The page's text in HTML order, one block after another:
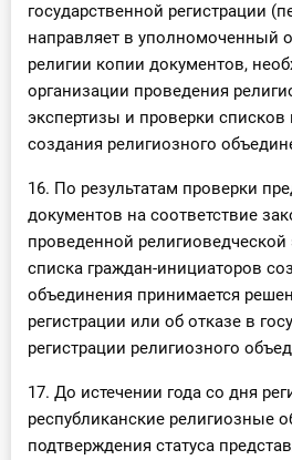
государственной регистрации
направляет в уполномоченный
религии копии документов,
организации проведения
экспертизы и проверки
создания религиозного
16. По результатам проверки
документов на соответствие
проведенной религиоведческой
списка граждан-инициаторов
объединения принимается
регистрации или об отказе в
регистрации религиозного
17. До истечении года со дня
республиканские религиозные
подтверждения статуса